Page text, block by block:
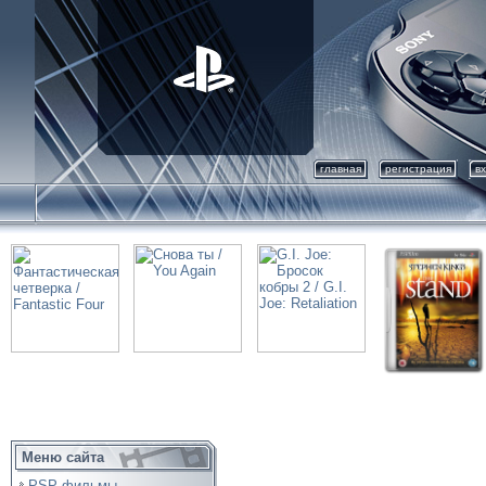
главная регистрация
Меню сайта